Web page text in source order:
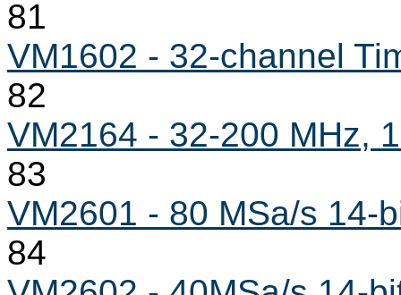
81
VM1602 - 32-channel
82
VM2164 - 32-200 MHz,
83
VM2601 - 80 MSa/s 14-
84